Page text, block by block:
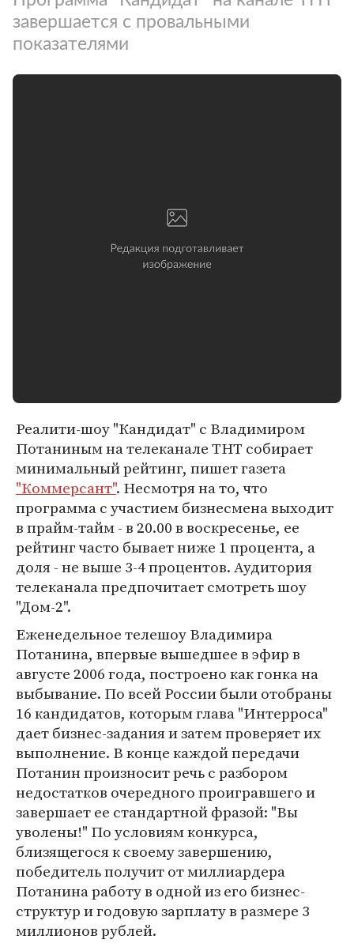
завершается с провальными
показателями
Реалити-шоу "Кандидат" с Владимиром
Потаниным на телеканале ТНТ собирает
минимальный рейтинг, пишет газета
"Коммерсант". Несмотря на то, что
программа с участием бизнесмена выходит
в прайм-тайм - в 20.00 в воскресенье, ее
рейтинг часто бывает ниже 1 процента, а
доля - не выше 3-4 процентов. Аудитория
телеканала предпочитает смотреть шоу
"Дом-2".
Еженедельное телешоу Владимира
Потанина, впервые вышедшее в эфир в
августе 2006 года, построено как гонка на
выбывание. По всей России были отобраны
16 кандидатов, которым глава "Интерроса"
дает бизнес-задания и затем проверяет их
выполнение. В конце каждой передачи
Потанин произносит речь с разбором
недостатков очередного проигравшего и
завершает ее стандартной фразой: "Вы
уволены!" По условиям конкурса,
близящегося к своему завершению,
победитель получит от миллиардера
Потанина работу в одной из его бизнес-
структур и годовую зарплату в размере 3
миллионов рублей.